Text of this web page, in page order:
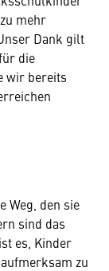
mehr
Dank gilt
die
wir bereits
Weg, den sie
sind das
es, Kinder
zu